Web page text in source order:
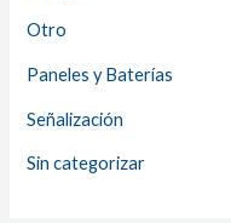
Otro
Paneles y Baterías
Señalización
Sin categorizar